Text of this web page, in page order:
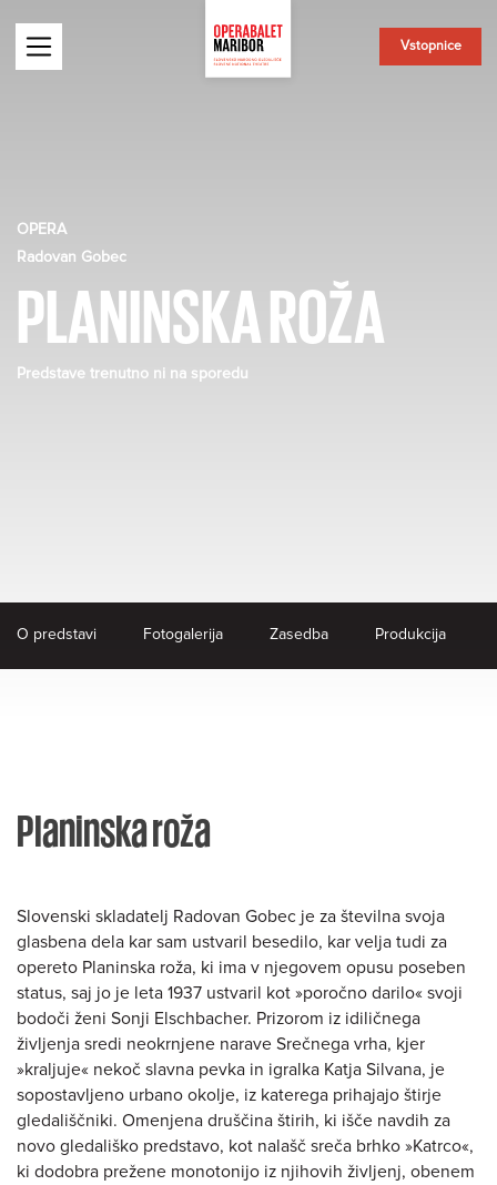
Vstopnice
OPERA
Radovan Gobec
PLANINSKA ROŽA
Predstave trenutno ni na sporedu
O predstavi Fotogalerija Zasedba Produkcija
Planinska roža
Slovenski skladatelj Radovan Gobec je za številna svoja
glasbena dela kar sam ustvaril besedilo, kar velja tudi za
opereto Planinska roža, ki ima v njegovem opusu poseben
status, saj jo je leta 1937 ustvaril kot »poročno darilo« svoji
bodoči ženi Sonji Elschbacher. Prizorom iz idiličnega
življenja sredi neokrnjene narave Srečnega vrha, kjer
»kraljuje« nekoč slavna pevka in igralka Katja Silvana, je
sopostavljeno urbano okolje, iz katerega prihajajo štirje
gledališčniki. Omenjena druščina štirih, ki išče navdih za
novo gledališko predstavo, kot nalašč sreča brhko »Katrco«,
ki dodobra prežene monotonijo iz njihovih življenj, obenem